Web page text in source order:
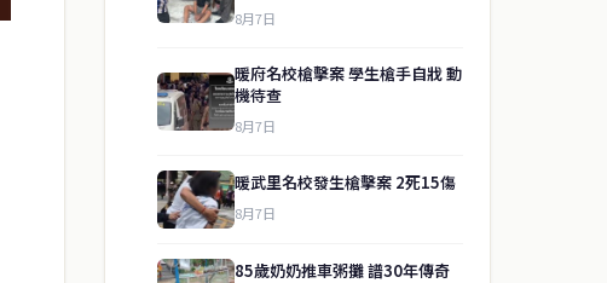
8月7日
暖府名校槍擊案 學生槍手自戕 動
機待查
8月7日
暖武里名校發生槍擊案 2死15傷
8月7日
85歲奶奶推車粥攤 譜30年傳奇